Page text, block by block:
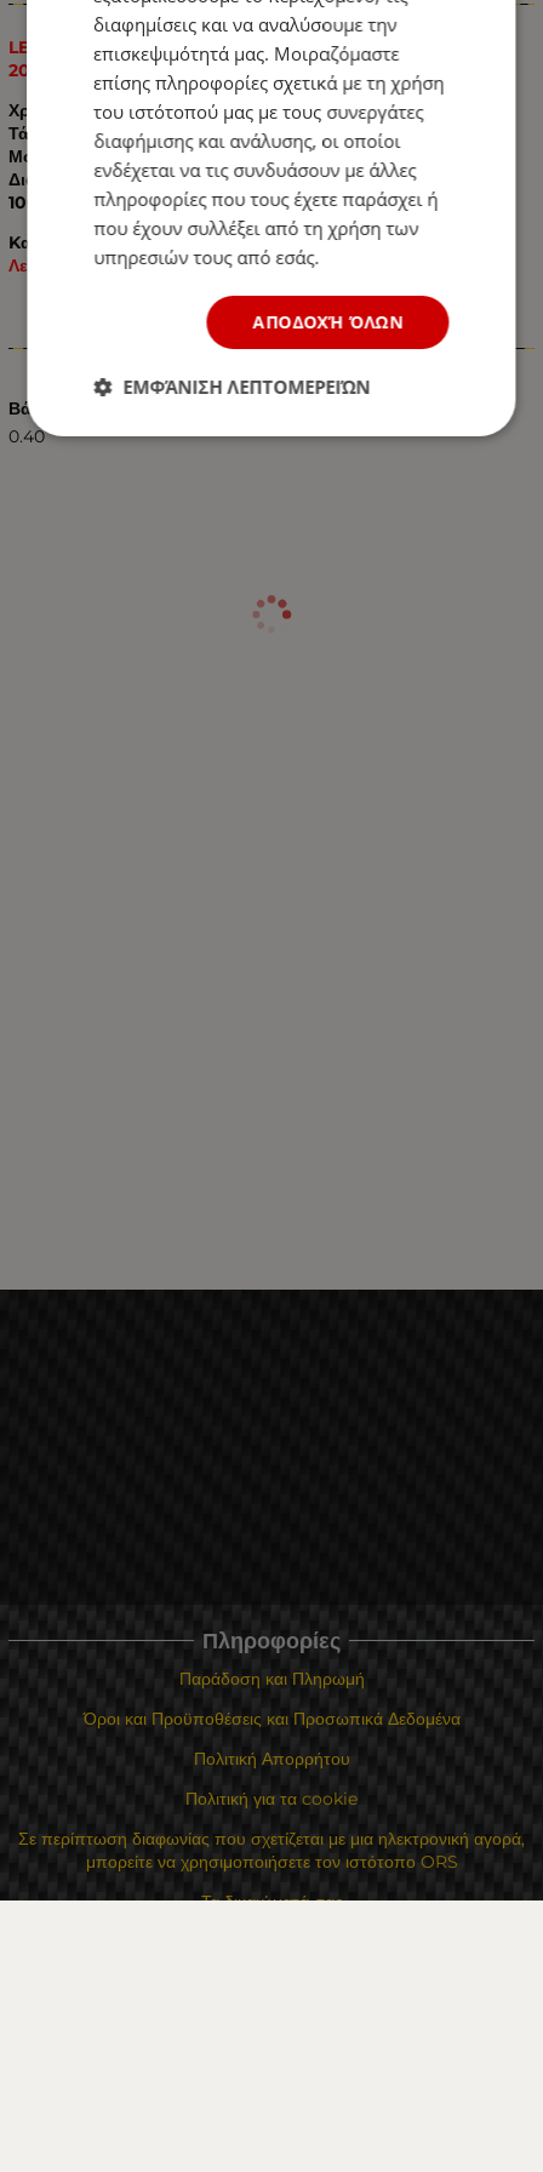
LED Όγκου με 6 LED 12V/24V IP66 Πορτοκαλί 100mm х
20mm x 10mm
Χρώμα: Πορτοκαλί
Τάση:
12V / 24V
Μοίρες: 180°
Διαστάσεις:
100mm х 20mm x 10mm
Kατάλληλο για όλα τα Αυτοκίνητα: Ημιφορτηγά / Φορτηγά /
Λεωφορεία / Τρακτέρ – Γεωργικά Μηχανήματα κτλ.
Χαρακτηριστικά
Βάρος (kg.)
0.40
Πληροφορίες
Παράδοση και Πληρωμή
Όροι και Προϋποθέσεις και Προσωπικά Δεδομένα
Πολιτική Απορρήτου
Πολιτική για τα cookie
Σε περίπτωση διαφωνίας που σχετίζεται με μια ηλεκτρονική αγορά,
μπορείτε να χρησιμοποιήσετε τον ιστότοπο ORS
Τα δικαιώματά σας
διαφημίσεις και να αναλύσουμε την
επισκεψιμότητά μας. Μοιραζόμαστε
επίσης πληροφορίες σχετικά με τη χρήση
του ιστότοπού μας με τους συνεργάτες
διαφήμισης και ανάλυσης, οι οποίοι
ενδέχεται να τις συνδυάσουν με άλλες
πληροφορίες που τους έχετε παράσχει ή
που έχουν συλλέξει από τη χρήση των
υπηρεσιών τους από εσάς.
ΑΠΟΔΟΧΉ ΌΛΩΝ
ΕΜΦΆΝΙΣΗ ΛΕΠΤΟΜΕΡΕΙΏΝ